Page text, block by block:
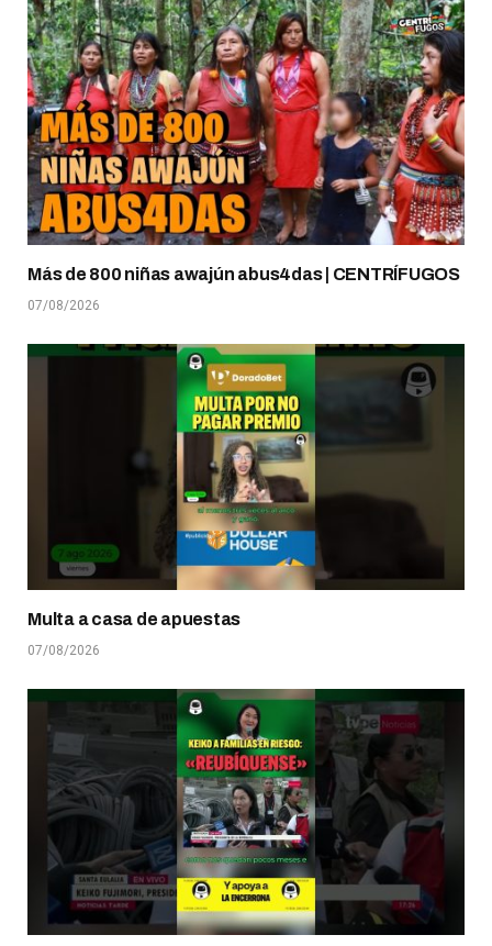
Más de 800 niñas awajún abus4das | CENTRÍFUGOS
07/08/2026
Multa a casa de apuestas
07/08/2026